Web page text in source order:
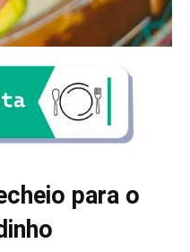
para o